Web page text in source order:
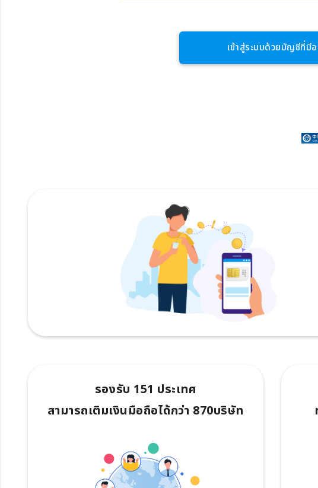
เข้าสู่ระบบด้วยบัญชีที่มี
รองรับ 151 ประเทศ
สามารถเติมเงินมือถือได้กว่า 870บริษัท